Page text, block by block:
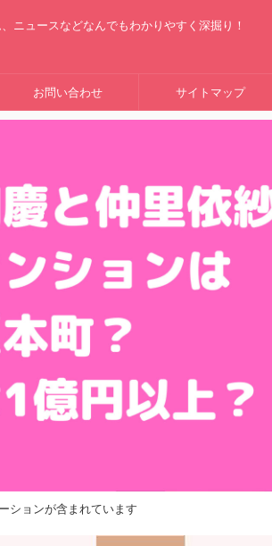
ニュースなどなんでもわかりやすく深掘り！
お問い合わせ サイトマップ
ションが含まれています